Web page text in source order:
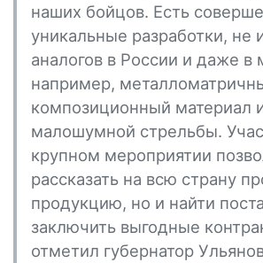
наших бойцов. Есть
уникальные разработки,
аналогов в России и даже в
например,
композиционный материал
малошумной стрельбы.
крупном мероприятии
рассказать на всю страну
продукцию, но и найти
заключить выгодные
отметил губернатор